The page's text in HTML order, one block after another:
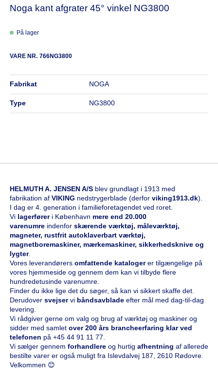
Noga kant afgrater 45° vinkel NG3800
På lager
VARE NR. 766NG3800
fabrikat NOGA
type NG3800
HELMUTH A. JENSEN A/S blev grundlagt i 1913 med
fabrikation af VIKING nedstrygerblade (derfor viking1913.dk).
I dag er 4. generation i familieforetagendet ved roret.
Vi lagerfører i København mere end 20.000
varenumre indenfor skærende værktøj, måleværktøj,
magneter, rustfrit autoklaverbart værktøj,
magnetboremaskiner, mærkemaskiner, sikkerhedsknive og
lygter.
Vores leverandørers omfattende katalogerer tilgængelige på
vores hjemmeside og gennem dem kan vi tilbyde flere
hundredetusinde varenumre.
Finder du ikke lige det du søger, så kan vi sikkert skaffe det.
Derudover svejservi båndsavblade efter mål med dag-til-dag
levering.
Vi rådgiver gerne om valg og brug af værktøj og maskiner og
sidder med samlet over 200 års brancheerfaring klar ved
telefonen på +45 44 91 11 77
Vi sælger gennem forhandlere og hurtig afhentning af allerede
bestilte varer er også muligt fra Islevdalvej 187, 2610 Rødovre.
Velkommen 😊